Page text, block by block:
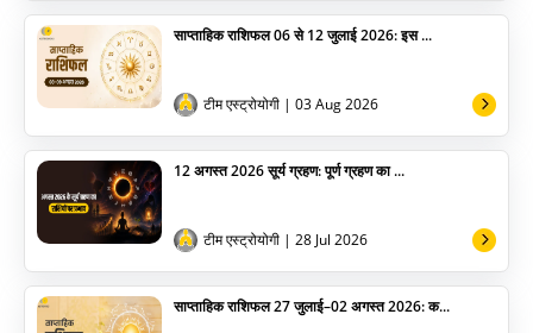
साप्ताहिक राशिफल 06 से 12 जुलाई 2026: इस ...
टीम एस्ट्रोयोगी | 03 Aug 2026
12 अगस्त 2026 सूर्य ग्रहण: पूर्ण ग्रहण का ...
टीम एस्ट्रोयोगी | 28 Jul 2026
साप्ताहिक राशिफल 27 जुलाई–02 अगस्त 2026: क...